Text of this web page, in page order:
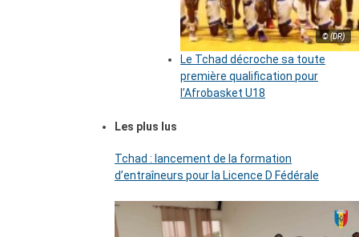
© (DR)
Le Tchad décroche sa toute
première qualification pour
l’Afrobasket U18
Les plus lus
Tchad : lancement de la formation
d’entraîneurs pour la Licence D Fédérale